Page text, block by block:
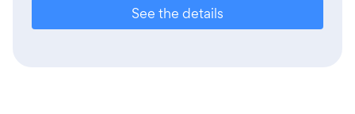
See the details